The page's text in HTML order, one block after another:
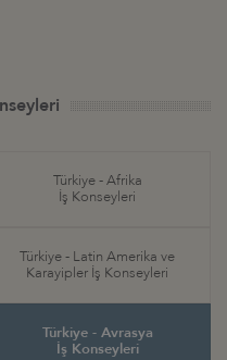
Türkiye - Afrika
İş Konseyleri
Türkiye - Latin Amerika ve
Karayipler İş Konseyleri
Türkiye - Avrasya
İş Konseyleri